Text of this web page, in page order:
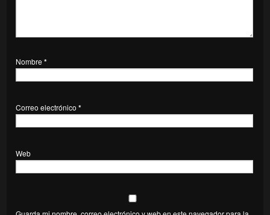
Nombre *
Correo electrónico *
Web